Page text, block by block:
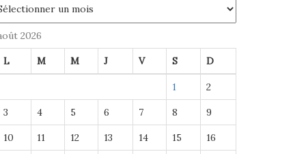
2026
L M M J V S D
1 2
3 4 5 6 7 8 9
10 11 12 13 14 15 16